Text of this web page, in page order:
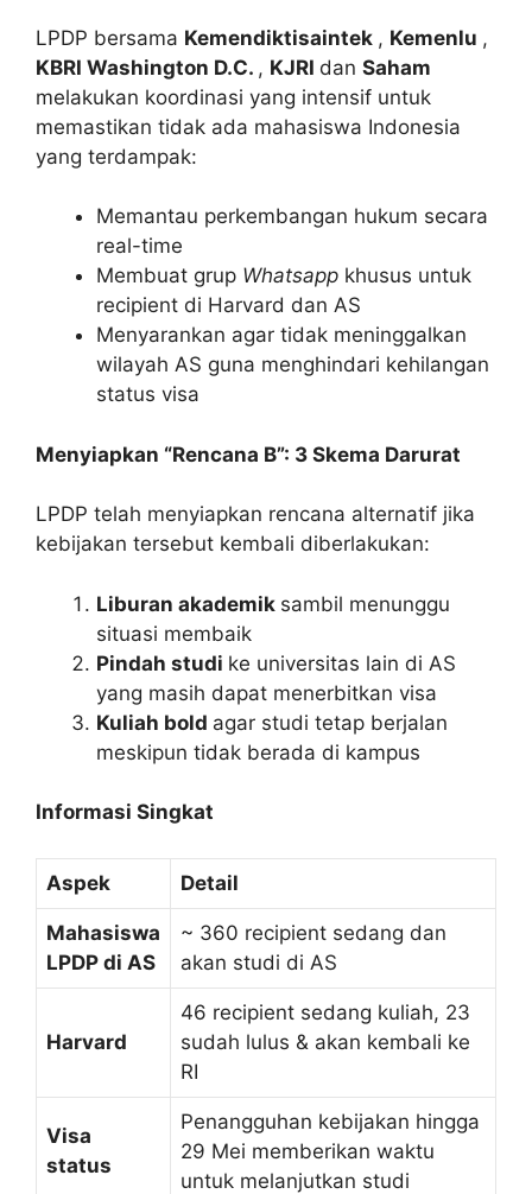
LPDP bersama Kemendiktisaintek , Kemenlu ,
KBRI Washington D.C. , KJRI dan Saham
melakukan koordinasi yang intensif untuk
memastikan tidak ada mahasiswa Indonesia
yang terdampak:
Memantau perkembangan hukum secara
real-time
Membuat grup Whatsapp khusus untuk
recipient di Harvard dan AS
Menyarankan agar tidak meninggalkan
wilayah AS guna menghindari kehilangan
status visa
Menyiapkan “Rencana B”: 3 Skema Darurat
LPDP telah menyiapkan rencana alternatif jika
kebijakan tersebut kembali diberlakukan:
Liburan akademik sambil menunggu
situasi membaik
Pindah studi ke universitas lain di AS
yang masih dapat menerbitkan visa
Kuliah bold agar studi tetap berjalan
meskipun tidak berada di kampus
Informasi Singkat
Aspek Detail
Mahasiswa
LPDP di AS
~ 360 recipient sedang dan
akan studi di AS
Harvard
46 recipient sedang kuliah, 23
sudah lulus & akan kembali ke
RI
Visa
status
Penangguhan kebijakan hingga
29 Mei memberikan waktu
untuk melanjutkan studi